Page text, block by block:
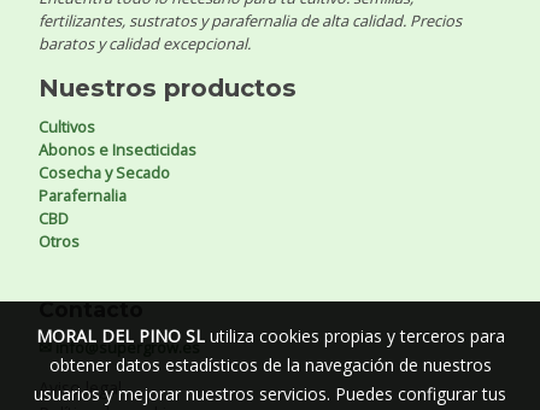
fertilizantes, sustratos y parafernalia de alta calidad. Precios
baratos y calidad excepcional.
Nuestros productos
Cultivos
Abonos e Insecticidas
Cosecha y Secado
Parafernalia
CBD
Otros
Contacto
✉ info@supergrow.es
Aviso legal
MORAL DEL PINO SLutiliza cookies propias y terceros para
obtener datos estadísticos de la navegación de nuestros
usuarios y mejorar nuestros servicios. Puedes configurar tus